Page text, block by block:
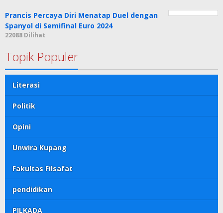
Prancis Percaya Diri Menatap Duel dengan
Spanyol di Semifinal Euro 2024
22088 Dilihat
Topik Populer
Literasi
Politik
Opini
Unwira Kupang
Fakultas Filsafat
pendidikan
PILKADA